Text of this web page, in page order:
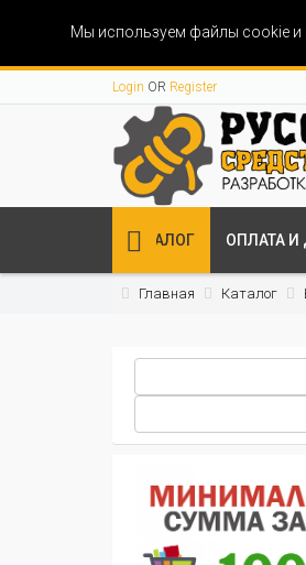
Мы используем файлы cookie и
Login OR Register
КАТАЛОГ ОПЛАТА И
Главная Каталог